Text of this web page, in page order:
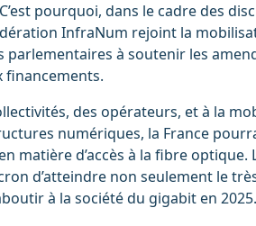
pourquoi, dans le cadre des
InfraNum rejoint la
parlementaires à soutenir les
financements.
des opérateurs, et à la
numériques, la France
matière d’accès à la fibre optique.
d’atteindre non seulement le
à la société du gigabit en 2025.